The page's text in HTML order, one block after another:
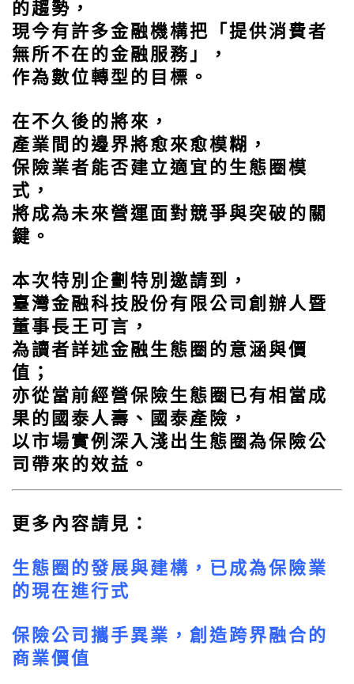
的趨勢，
現今有許多金融機構把「提供消費者
無所不在的金融服務」，
作為數位轉型的目標。
在不久後的將來，
產業間的邊界將愈來愈模糊，
保險業者能否建立適宜的生態圈模
式，
將成為未來營運面對競爭與突破的關
鍵。
本次特別企劃特別邀請到，
臺灣金融科技股份有限公司創辦人暨
董事長王可言，
為讀者詳述金融生態圈的意涵與價
值；
亦從當前經營保險生態圈已有相當成
果的國泰人壽、國泰產險，
以市場實例深入淺出生態圈為保險公
司帶來的效益。
更多內容請見：
生態圈的發展與建構，已成為保險業
的現在進行式
保險公司攜手異業，創造跨界融合的
商業價值